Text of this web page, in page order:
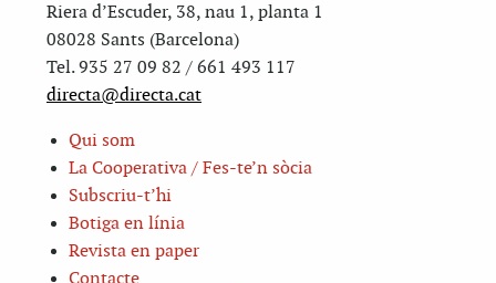
Riera d’Escuder, 38, nau 1, planta 1
08028 Sants (Barcelona)
Tel. 935 27 09 82 / 661 493 117
directa@directa.cat
Qui som
La Cooperativa / Fes-te’n sòcia
Subscriu-t’hi
Botiga en línia
Revista en paper
Contacte